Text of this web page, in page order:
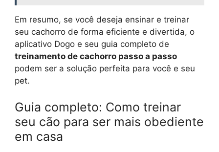
Em resumo, se você deseja ensinar e treinar
seu cachorro de forma eficiente e divertida, o
aplicativo Dogo e seu guia completo de
treinamento de cachorro passo a passo
podem ser a solução perfeita para você e seu
pet.
Guia completo: Como treinar
seu cão para ser mais obediente
em casa